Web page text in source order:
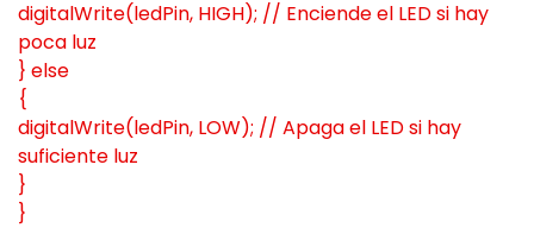
digitalWrite(ledPin, HIGH); // Enciende el LED si hay
poca luz
} else
{
digitalWrite(ledPin, LOW); // Apaga el LED si hay
suficiente luz
}
}